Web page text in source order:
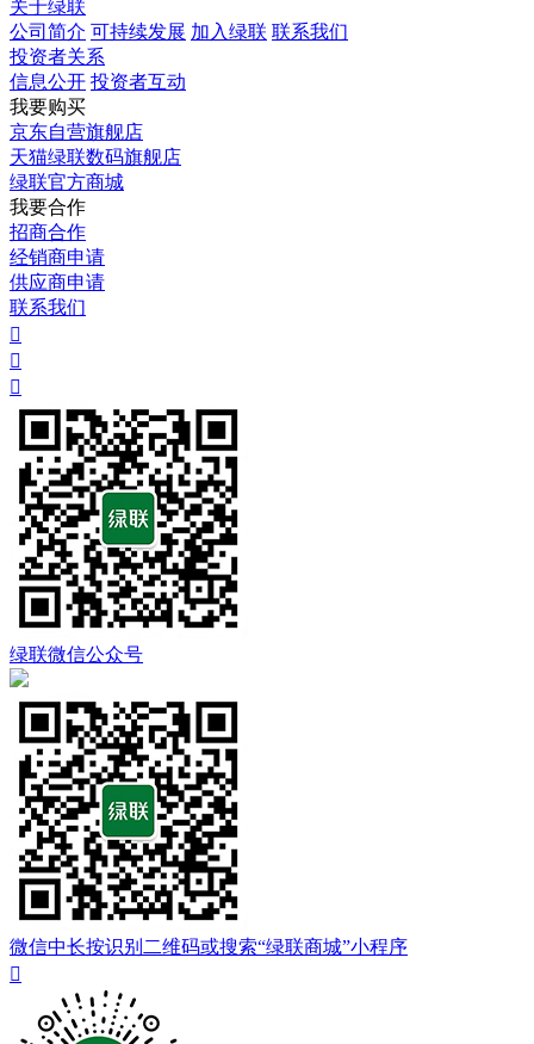
关于绿联
公司简介 可持续发展 加入绿联 联系我们
投资者关系
信息公开 投资者互动
我要购买
京东自营旗舰店
天猫绿联数码旗舰店
绿联官方商城
我要合作
招商合作
经销商申请
供应商申请
联系我们



绿联微信公众号
微信中长按识别二维码或搜索“绿联商城”小程序
